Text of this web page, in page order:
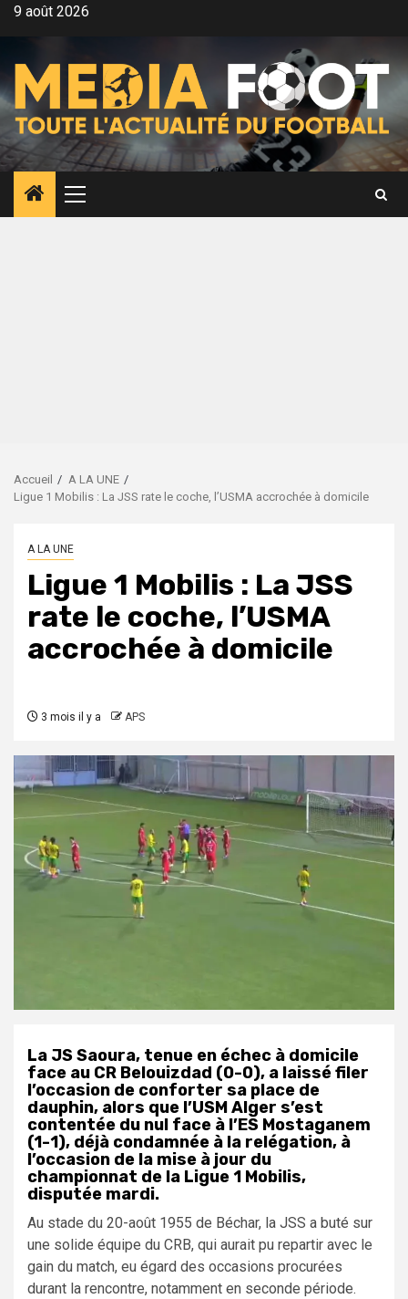
Aller9 août 2026
Menu
principal
Accueil
A LA UNE
Ligue 1 Mobilis : La JSS rate le coche, l’USMA accrochée à domicile
A LA UNE
Ligue 1 Mobilis : La JSS
rate le coche, l’USMA
accrochée à domicile
3 mois il y a APS
La JS Saoura, tenue en échec à domicile
face au CR Belouizdad (0-0), a laissé filer
l’occasion de conforter sa place de
dauphin, alors que l’USM Alger s’est
contentée du nul face à l’ES Mostaganem
(1-1), déjà condamnée à la relégation, à
l’occasion de la mise à jour du
championnat de la Ligue 1 Mobilis,
disputée mardi.
Au stade du 20-août 1955 de Béchar, la JSS a buté sur
une solide équipe du CRB, qui aurait pu repartir avec le
gain du match, eu égard des occasions procurées
durant la rencontre, notamment en seconde période.